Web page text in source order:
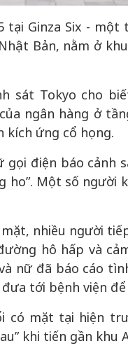
tại Ginza Six -
Bản, nằm ở
sát Tokyo cho
ngân hàng ở
kích ứng cổ họng.
điện báo cảnh
ho”. Một số
nhiều người
hô hấp và
nữ đã báo cáo
tới bệnh viện
có mặt tại hiện
khi tiến gần khu
UNESCO: Khơi
nội lực văn hóa,
hình vị thế kiến
| Kỳ 4: Sáng kiến
nên diện mạo mới